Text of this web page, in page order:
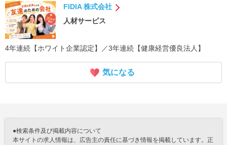
FIDIA 株式会社
人材サービス
4年連続【ホワイト企業認定】／3年連続【健康経営優良法人】
気になる
●検索条件及び掲載内容について
本サイトの求人情報は、広告主の責任に基づき情報を掲載しています。正